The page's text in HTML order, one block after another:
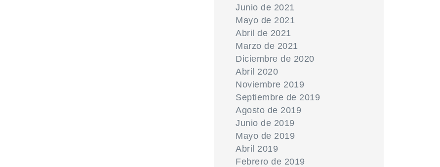
Junio de 2021
Mayo de 2021
Abril de 2021
Marzo de 2021
Diciembre de 2020
Abril 2020
Noviembre 2019
Septiembre de 2019
Agosto de 2019
Junio de 2019
Mayo de 2019
Abril 2019
Febrero de 2019